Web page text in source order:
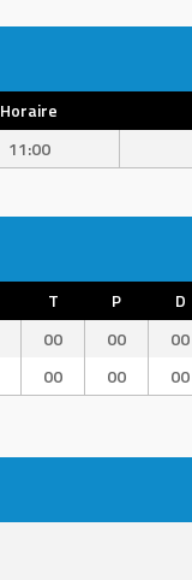
Horaire
11:00
T P D
00 00 00
00 00 00